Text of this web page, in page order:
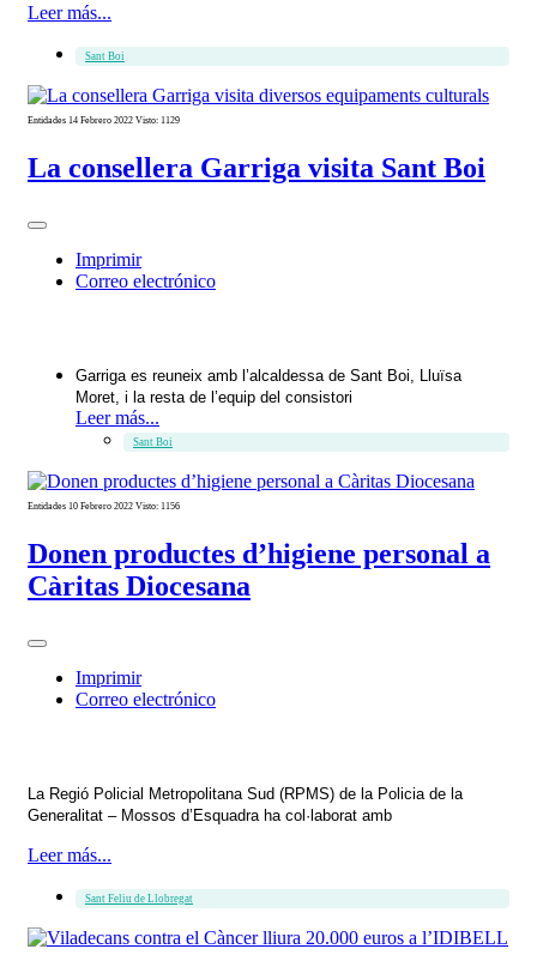
Leer más...
Sant Boi
Entidades 14 Febrero 2022 Visto: 1129
La consellera Garriga visita Sant Boi
Imprimir
Correo electrónico
Garriga es reuneix amb l’alcaldessa de Sant Boi, Lluïsa
Moret, i la resta de l’equip del consistori
Leer más...
Sant Boi
Entidades 10 Febrero 2022 Visto: 1156
Donen productes d’higiene personal a
Càritas Diocesana
Imprimir
Correo electrónico
La Regió Policial Metropolitana Sud (RPMS) de la Policia de la
Generalitat – Mossos d’Esquadra ha col·laborat amb
Leer más...
Sant Feliu de Llobregat